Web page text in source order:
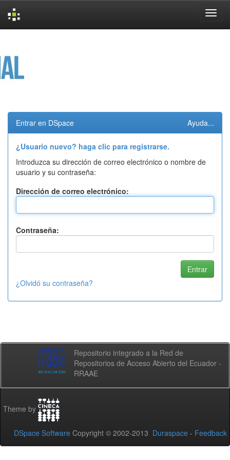
Entrar en DSpace Ayuda...
¿Usuario nuevo? haga clic para registrarse.
Introduzca su dirección de correo electrónico o nombre de
usuario y su contraseña:
Dirección de correo electrónico:
Contraseña:
¿Olvidó su contraseña?
Repositorio integrado a la Red de
Repositorios de Acceso Abierto del Ecuador -
RRAAE
Theme by
DSpace Software Copyright © 2002-2013 Duraspace - Feedback